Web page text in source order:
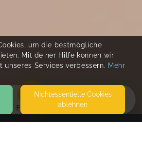
EVENTS
um die bestmögliche
Mit deiner Hilfe können wir
unseres Services verbessern. Mehr
Nicht­essentielle Cookies
ablehnen